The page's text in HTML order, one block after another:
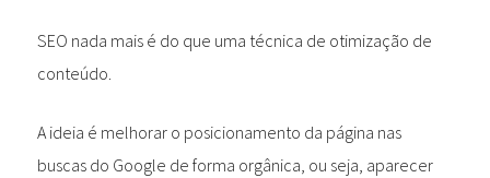
SEO nada mais é do que uma técnica de otimização de
conteúdo.
A ideia é melhorar o posicionamento da página nas
buscas do Google de forma orgânica, ou seja, aparecer